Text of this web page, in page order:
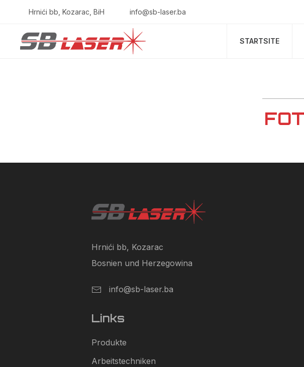
Hrnići bb, Kozarac, BiH info@sb-laser.ba
STARTSITE
Hrnići bb, Kozarac
Bosnien und Herzegowina
info@sb-laser.ba
Links
Produkte
Arbeitstechniken